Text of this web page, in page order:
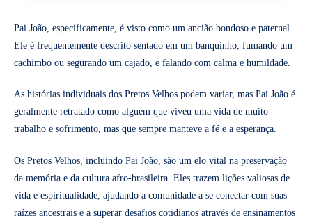
Pai João, especificamente, é visto como um ancião bondoso e paternal.
Ele é frequentemente descrito sentado em um banquinho, fumando um
cachimbo ou segurando um cajado, e falando com calma e humildade.
As histórias individuais dos Pretos Velhos podem variar, mas Pai João é
geralmente retratado como alguém que viveu uma vida de muito
trabalho e sofrimento, mas que sempre manteve a fé e a esperança.
Os Pretos Velhos, incluindo Pai João, são um elo vital na preservação
da memória e da cultura afro-brasileira. Eles trazem lições valiosas de
vida e espiritualidade, ajudando a comunidade a se conectar com suas
raízes ancestrais e a superar desafios cotidianos através de ensinamentos